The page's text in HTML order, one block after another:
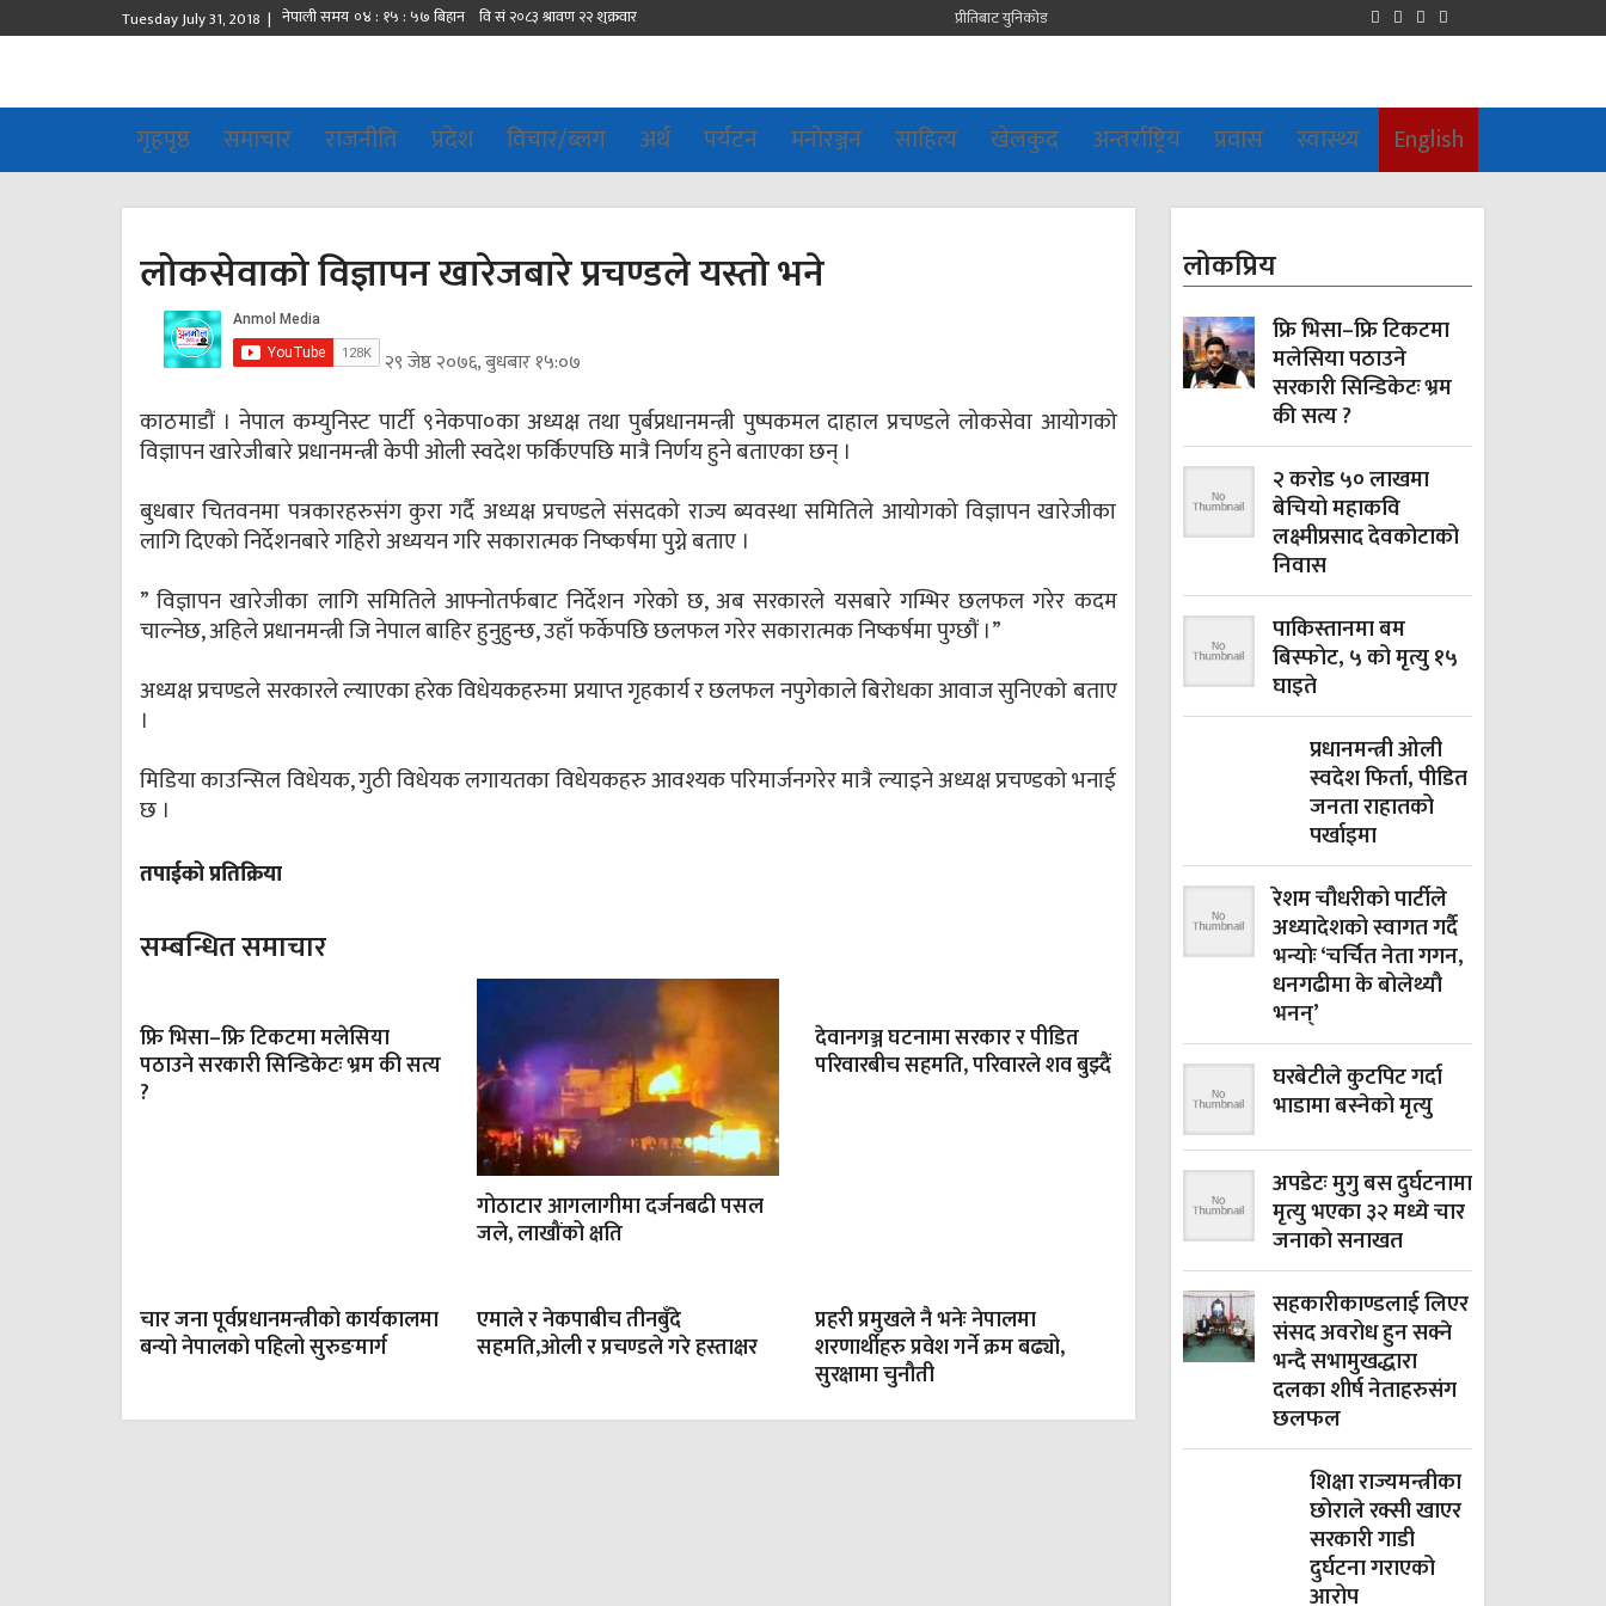
Tuesday July 31, 2018 | प्रीतिबाट युनिकोड
गृहपृष्ठ समाचार राजनीति प्रदेश विचार/ब्लग अर्थ पर्यटन मनोरञ्जन साहित्य खेलकुद अन्तर्राष्ट्रिय प्रवास स्वास्थ्य English
लोकसेवाको विज्ञापन खारेजबारे प्रचण्डले यस्तो भने
२९ जेष्ठ २०७६, बुधबार १५:०७
काठमाडौं । नेपाल कम्युनिस्ट पार्टी ९नेकपा०का अध्यक्ष तथा पुर्बप्रधानमन्त्री पुष्पकमल दाहाल प्रचण्डले लोकसेवा आयोगको
विज्ञापन खारेजीबारे प्रधानमन्त्री केपी ओली स्वदेश फर्किएपछि मात्रै निर्णय हुने बताएका छन् ।
बुधबार चितवनमा पत्रकारहरुसंग कुरा गर्दै अध्यक्ष प्रचण्डले संसदको राज्य ब्यवस्था समितिले आयोगको विज्ञापन खारेजीका
लागि दिएको निर्देशनबारे गहिरो अध्ययन गरि सकारात्मक निष्कर्षमा पुग्ने बताए ।
” विज्ञापन खारेजीका लागि समितिले आफ्नोतर्फबाट निर्देशन गरेको छ, अब सरकारले यसबारे गम्भिर छलफल गरेर कदम
चाल्नेछ, अहिले प्रधानमन्त्री जि नेपाल बाहिर हुनुहुन्छ, उहाँ फर्केपछि छलफल गरेर सकारात्मक निष्कर्षमा पुग्छौं ।”
अध्यक्ष प्रचण्डले सरकारले ल्याएका हरेक विधेयकहरुमा प्रयाप्त गृहकार्य र छलफल नपुगेकाले बिरोधका आवाज सुनिएको बताए
।
मिडिया काउन्सिल विधेयक, गुठी विधेयक लगायतका विधेयकहरु आवश्यक परिमार्जनगरेर मात्रै ल्याइने अध्यक्ष प्रचण्डको भनाई
छ ।
तपाईको प्रतिक्रिया
सम्बन्धित समाचार
फ्रि भिसा–फ्रि टिकटमा मलेसिया
पठाउने सरकारी सिन्डिकेटः भ्रम की सत्य
?
गोठाटार आगलागीमा दर्जनबढी पसल
जले, लाखौंको क्षति
देवानगञ्ज घटनामा सरकार र पीडित
परिवारबीच सहमति, परिवारले शव बुझ्दैं
चार जना पूर्वप्रधानमन्त्रीको कार्यकालमा
बन्यो नेपालको पहिलो सुरुङमार्ग
एमाले र नेकपाबीच तीनबुँदे
सहमति,ओली र प्रचण्डले गरे हस्ताक्षर
प्रहरी प्रमुखले नै भनेः नेपालमा
शरणार्थीहरु प्रवेश गर्ने क्रम बढ्यो,
सुरक्षामा चुनौती
लोकप्रिय
फ्रि भिसा–फ्रि टिकटमा
मलेसिया पठाउने
सरकारी सिन्डिकेटः भ्रम
की सत्य ?
२ करोड ५० लाखमा
बेचियो महाकवि
लक्ष्मीप्रसाद देवकोटाको
निवास
पाकिस्तानमा बम
बिस्फोट, ५ को मृत्यु १५
घाइते
प्रधानमन्त्री ओली
स्वदेश फिर्ता, पीडित
जनता राहातको
पर्खाइमा
रेशम चौधरीको पार्टीले
अध्यादेशको स्वागत गर्दै
भन्योः ‘चर्चित नेता गगन,
धनगढीमा के बोलेथ्यौ
भनन्’
घरबेटीले कुटपिट गर्दा
भाडामा बस्नेको मृत्यु
अपडेटः मुगु बस दुर्घटनामा
मृत्यु भएका ३२ मध्ये चार
जनाको सनाखत
सहकारीकाण्डलाई लिएर
संसद अवरोध हुन सक्ने
भन्दै सभामुखद्धारा
दलका शीर्ष नेताहरुसंग
छलफल
शिक्षा राज्यमन्त्रीका
छोराले रक्सी खाएर
सरकारी गाडी
दुर्घटना गराएको
आरोप